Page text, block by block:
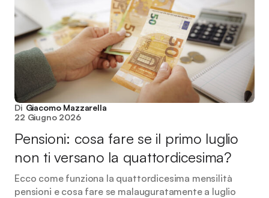
Di Giacomo Mazzarella
22 Giugno 2026
Pensioni: cosa fare se il primo luglio
non ti versano la quattordicesima?
Ecco come funziona la quattordicesima mensilità
pensioni e cosa fare se malauguratamente a luglio